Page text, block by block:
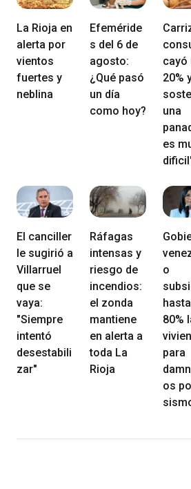
La Rioja en
alerta por
vientos
fuertes y
neblina
Efeméride
s del 6 de
agosto:
¿Qué pasó
un día
como hoy?
cayó
20%
una
es
El canciller
le sugirió a
Villarruel
que se
vaya:
"Siempre
intentó
desestabili
zar"
Ráfagas
intensas y
riesgo de
incendios:
el zonda
mantiene
en alerta a
toda La
Rioja
o
80%
para
os